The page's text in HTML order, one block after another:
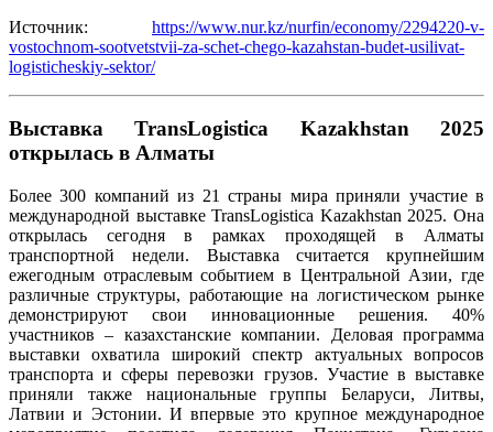
Источник: https://www.nur.kz/nurfin/economy/2294220-v-
vostochnom-sootvetstvii-za-schet-chego-kazahstan-budet-usilivat-
logisticheskiy-sektor/
Выставка TransLogistica Kazakhstan 2025
открылась в Алматы
Более 300 компаний из 21 страны мира приняли участие в
международной выставке TransLogistica Kazakhstan 2025. Она
открылась сегодня в рамках проходящей в Алматы
транспортной недели. Выставка считается крупнейшим
ежегодным отраслевым событием в Центральной Азии, где
различные структуры, работающие на логистическом рынке
демонстрируют свои инновационные решения. 40%
участников – казахстанские компании. Деловая программа
выставки охватила широкий спектр актуальных вопросов
транспорта и сферы перевозки грузов. Участие в выставке
приняли также национальные группы Беларуси, Литвы,
Латвии и Эстонии. И впервые это крупное международное